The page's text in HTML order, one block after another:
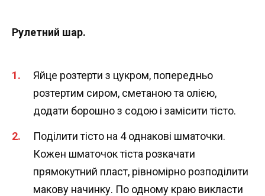
Рулетний шар.
Яйце розтерти з цукром, попередньо
розтертим сиром, сметаною та олією,
додати борошно з содою і замісити тісто.
Поділити тісто на 4 однакові шматочки.
Кожен шматочок тіста розкачати
прямокутний пласт, рівномірно розподілити
макову начинку. По одному краю викласти